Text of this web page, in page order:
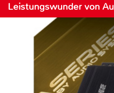
Leistungswunder von